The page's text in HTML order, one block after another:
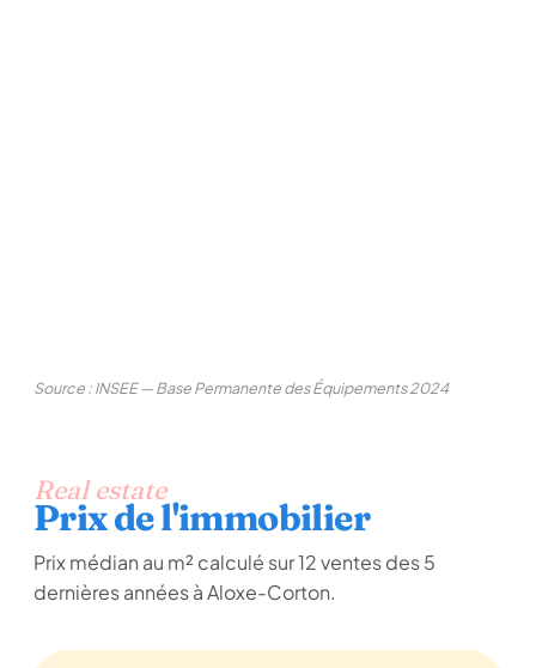
Source : INSEE — Base Permanente des Équipements 2024
Real estate
Prix de l'immobilier
Prix médian au m² calculé sur 12 ventes des 5
dernières années à Aloxe-Corton.